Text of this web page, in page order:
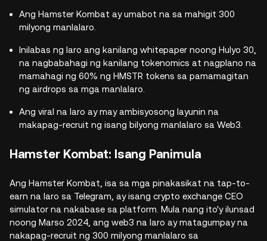
Ang Hamster Kombat ay umabot na sa mahigit 300
milyong manlalaro.
Inilabas ng laro ang kanilang whitepaper noong Hulyo 30,
na nagbabahagi ng kanilang tokenomics at nagplano na
mamahagi ng 60% ng HMSTR tokens sa pamamagitan
ng airdrops sa mga manlalaro.
Ang viral na laro ay may ambisyosong layunin na
makapag-recruit ng isang bilyong manlalaro sa Web3.
Hamster Kombat: Isang Panimula
Ang Hamster Kombat, isa sa mga pinakasikat na tap-to-
earn na laro sa Telegram, ay isang crypto exchange CEO
simulator na nakabase sa platform. Mula nang ito'y ilunsad
noong Marso 2024, ang web3 na laro ay matagumpay na
nakapag-recruit ng 300 milyong manlalaro sa